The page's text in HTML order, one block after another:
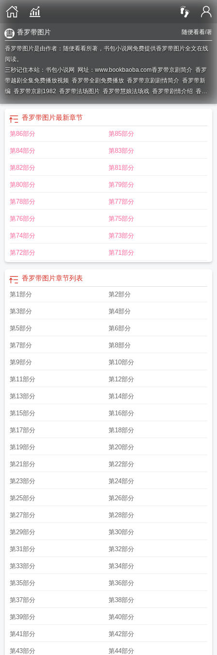
随便看看/著
香罗带图片
香罗带图片是由作者：随便看看所著，书包小说网免费提供香罗带图片全文在线
阅读。
三秒记住本站：书包小说网 网址：www.bookbaoba.com香罗带京剧简介 香罗
带越剧全集免费播放视频 香罗带全剧免费播放 香罗带京剧剧情简介 香罗带新
编 香罗带京剧1982 香罗带法场图片 香罗带慧娘法场戏 香罗带剧情介绍 香罗
带京剧香罗带婺剧古装剧香罗带香罗带完整版香罗带女囚香罗带道客巴
香罗带图片 香罗带上下册欢迎光临
冤案第二部免费观看
罗带法场香罗带全剧 京剧香罗带香罗带照片
什么意思 香罗带是什么东西 香罗带高庸香罗带图片大全
场戏大全香罗带冤案故事 香罗带第2卷香罗带全部唱段
香罗带图片最新章节
第86部分 第85部分
第84部分 第83部分
第82部分 第81部分
第80部分 第79部分
第78部分 第77部分
第76部分 第75部分
第74部分 第73部分
第72部分 第71部分
香罗带图片章节列表
第1部分 第2部分
第3部分 第4部分
第5部分 第6部分
第7部分 第8部分
第9部分 第10部分
第11部分 第12部分
第13部分 第14部分
第15部分 第16部分
第17部分 第18部分
第19部分 第20部分
第21部分 第22部分
第23部分 第24部分
第25部分 第26部分
第27部分 第28部分
第29部分 第30部分
第31部分 第32部分
第33部分 第34部分
第35部分 第36部分
第37部分 第38部分
第39部分 第40部分
第41部分 第42部分
第43部分 第44部分